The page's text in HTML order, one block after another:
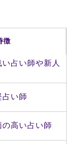
徴
占い師や新人
い師
の高い占い師